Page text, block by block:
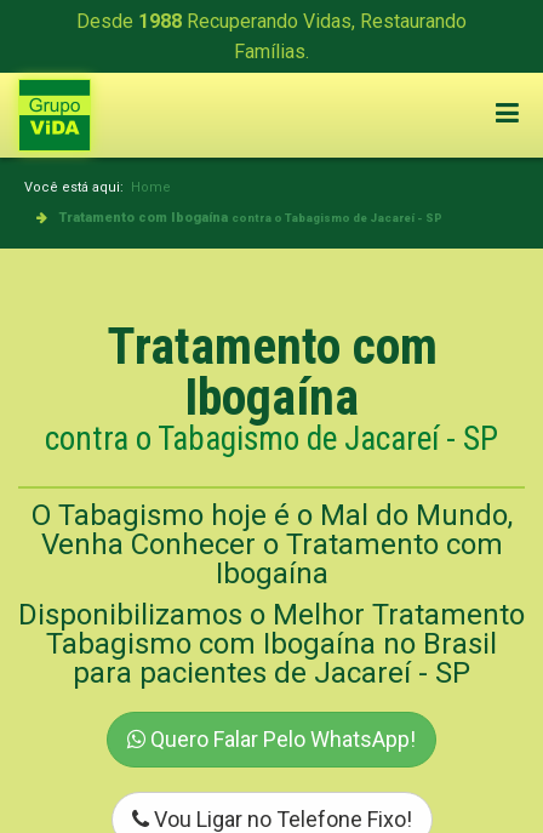
Desde 1988 Recuperando Vidas, Restaurando
Famílias.
Você está aqui: Home
Tratamento com Ibogaína contra o Tabagismo de Jacareí - SP
Tratamento com
Ibogaína
contra o Tabagismo de Jacareí - SP
O Tabagismo hoje é o Mal do Mundo,
Venha Conhecer o Tratamento com
Ibogaína
Disponibilizamos o Melhor Tratamento
Tabagismo com Ibogaína no Brasil
para pacientes de Jacareí - SP
Quero Falar Pelo WhatsApp!
Vou Ligar no Telefone Fixo!